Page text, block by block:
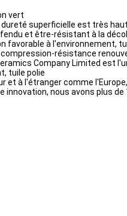
vert
dureté superficielle est très
et être-résistant à la
à l'environnement,
résistance
Company Limited est
tuile polie
à l'étranger comme
innovation, nous avons plus